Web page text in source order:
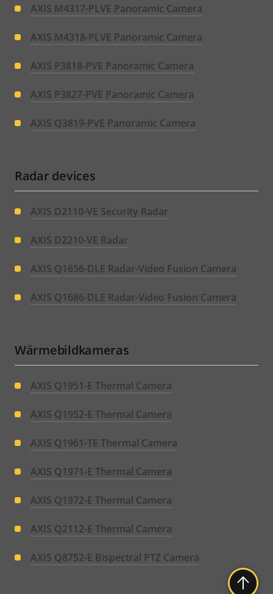
AXIS M4317-PLVE Panoramic Camera
AXIS M4318-PLVE Panoramic Camera
AXIS P3818-PVE Panoramic Camera
AXIS P3827-PVE Panoramic Camera
AXIS Q3819-PVE Panoramic Camera
Radar devices
AXIS D2110-VE Security Radar
AXIS D2210-VE Radar
AXIS Q1656-DLE Radar-Video Fusion Camera
AXIS Q1686-DLE Radar-Video Fusion Camera
Wärmebildkameras
AXIS Q1951-E Thermal Camera
AXIS Q1952-E Thermal Camera
AXIS Q1961-TE Thermal Camera
AXIS Q1971-E Thermal Camera
AXIS Q1972-E Thermal Camera
AXIS Q2112-E Thermal Camera
AXIS Q8752-E Bispectral PTZ Camera